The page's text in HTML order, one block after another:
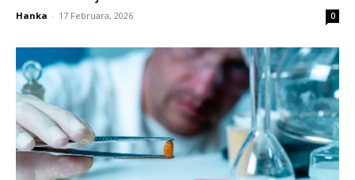
Hanka - 17 Februara, 2026 0